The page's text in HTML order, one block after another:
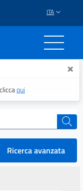
ITA
×
qui
cerca
Ricerca avanzata